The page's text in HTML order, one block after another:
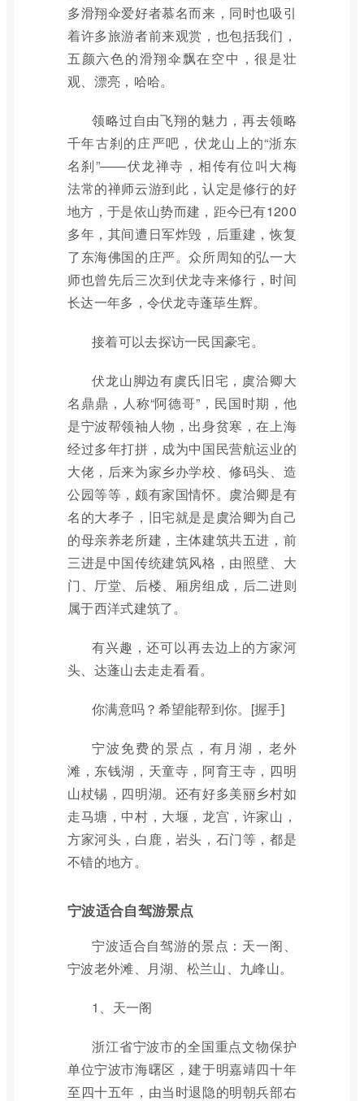
多滑翔伞爱好者慕名而来，同时也吸引
着许多旅游者前来观赏，也包括我们，
五颜六色的滑翔伞飘在空中，很是壮
观、漂亮，哈哈。
领略过自由飞翔的魅力，再去领略
千年古刹的庄严吧，伏龙山上的“浙东
名刹”——伏龙禅寺，相传有位叫大梅
法常的禅师云游到此，认定是修行的好
地方，于是依山势而建，距今已有1200
多年，其间遭日军炸毁，后重建，恢复
了东海佛国的庄严。众所周知的弘一大
师也曾先后三次到伏龙寺来修行，时间
长达一年多，令伏龙寺蓬荜生辉。
接着可以去探访一民国豪宅。
伏龙山脚边有虞氏旧宅，虞洽卿大
名鼎鼎，人称“阿德哥”，民国时期，他
是宁波帮领袖人物，出身贫寒，在上海
经过多年打拼，成为中国民营航运业的
大佬，后来为家乡办学校、修码头、造
公园等等，颇有家国情怀。虞洽卿是有
名的大孝子，旧宅就是是虞洽卿为自己
的母亲养老所建，主体建筑共五进，前
三进是中国传统建筑风格，由照壁、大
门、厅堂、后楼、厢房组成，后二进则
属于西洋式建筑了。
有兴趣，还可以再去边上的方家河
头、达蓬山去走走看看。
你满意吗？希望能帮到你。[握手]
宁波免费的景点，有月湖，老外
滩，东钱湖，天童寺，阿育王寺，四明
山杖锡，四明湖。还有好多美丽乡村如
走马塘，中村，大堰，龙宫，许家山，
方家河头，白鹿，岩头，石门等，都是
不错的地方。
宁波适合自驾游景点
宁波适合自驾游的景点：天一阁、
宁波老外滩、月湖、松兰山、九峰山。
1、天一阁
浙江省宁波市的全国重点文物保护
单位宁波市海曙区，建于明嘉靖四十年
至四十五年，由当时退隐的明朝兵部右